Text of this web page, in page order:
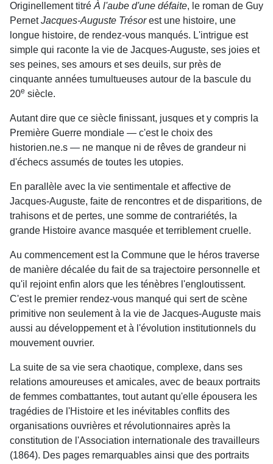
Originellement titré À l'aube d'une défaite, le roman de Guy
PernetJacques-Auguste Trésorest une histoire, une
longue histoire, de rendez-vous manqués. L'intrigue est
simple qui raconte la vie de Jacques-Auguste, ses joies et
ses peines, ses amours et ses deuils, sur près de
cinquante années tumultueuses autour de la bascule du
20e siècle.
Autant dire que ce siècle finissant, jusques et y compris la
Première Guerre mondiale — c'est le choix des
historien.ne.s — ne manque ni de rêves de grandeur ni
d'échecs assumés de toutes les utopies.
En parallèle avec la vie sentimentale et affective de
Jacques-Auguste, faite de rencontres et de disparitions, de
trahisons et de pertes, une somme de contrariétés, la
grande Histoire avance masquée et terriblement cruelle.
Au commencement est la Commune que le héros traverse
de manière décalée du fait de sa trajectoire personnelle et
qu'il rejoint enfin alors que les ténèbres l'engloutissent.
C'est le premier rendez-vous manqué qui sert de scène
primitive non seulement à la vie de Jacques-Auguste mais
aussi au développement et à l'évolution institutionnels du
mouvement ouvrier.
La suite de sa vie sera chaotique, complexe, dans ses
relations amoureuses et amicales, avec de beaux portraits
de femmes combattantes, tout autant qu'elle épousera les
tragédies de l'Histoire et les inévitables conflits des
organisations ouvrières et révolutionnaires après la
constitution de l'Association internationale des travailleurs
(1864). Des pages remarquables ainsi que des portraits